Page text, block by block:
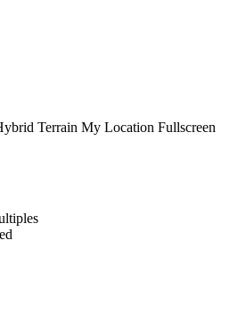
Terrain My Location Fullscreen